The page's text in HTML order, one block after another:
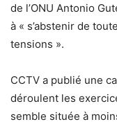
de l’ONU Antonio
à « s’abstenir de
tensions ».
CCTV a publié une
déroulent les
semble située à